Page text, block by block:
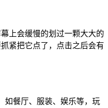
上会缓慢的划过一颗大大的
紧把它点了，点击之后会有
如餐厅、服装、娱乐等，玩